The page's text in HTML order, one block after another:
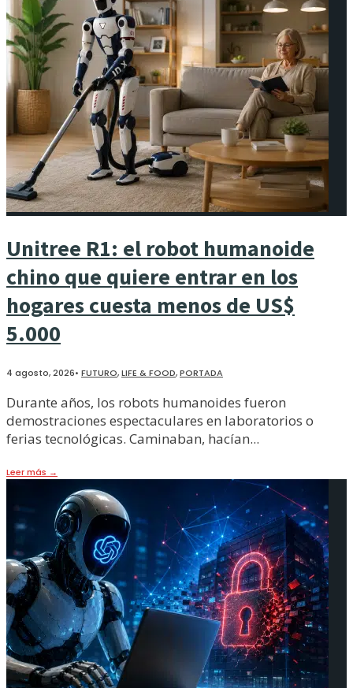
Unitree R1: el robot humanoide
chino que quiere entrar en los
hogares cuesta menos de US$
5.000
4 agosto, 2026• FUTURO,LIFE & FOOD,PORTADA
Durante años, los robots humanoides fueron
demostraciones espectaculares en laboratorios o
ferias tecnológicas. Caminaban, hacían...
Leer más →